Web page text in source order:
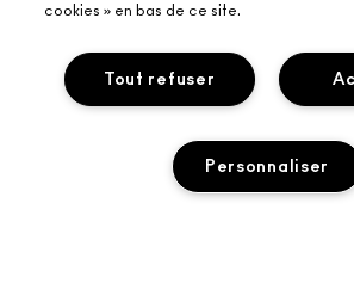
SECURE CHECKOUT
cookies » en bas de ce site.
Tout refuser
Personnaliser